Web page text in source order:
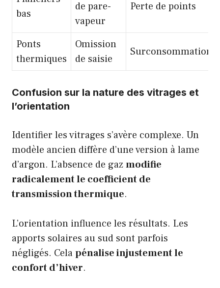
bas
de pare-
vapeur
Perte de points
Ponts
thermiques
Omission
de saisie
Surconsommation
Confusion sur la nature des vitrages et
l’orientation
Identifier les vitrages s’avère complexe. Un
modèle ancien diffère d’une version à lame
d’argon. L’absence de gazmodifie
radicalement le coefficient de
transmission thermique.
L’orientation influence les résultats. Les
apports solaires au sud sont parfois
négligés. Celapénalise injustement le
confort d’hiver.